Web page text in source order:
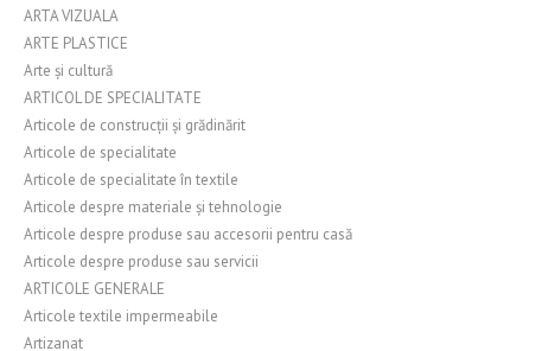
ARTA VIZUALA
ARTE PLASTICE
Arte și cultură
ARTICOL DE SPECIALITATE
Articole de construcții și grădinărit
Articole de specialitate
Articole de specialitate în textile
Articole despre materiale și tehnologie
Articole despre produse sau accesorii pentru casă
Articole despre produse sau servicii
ARTICOLE GENERALE
Articole textile impermeabile
Artizanat